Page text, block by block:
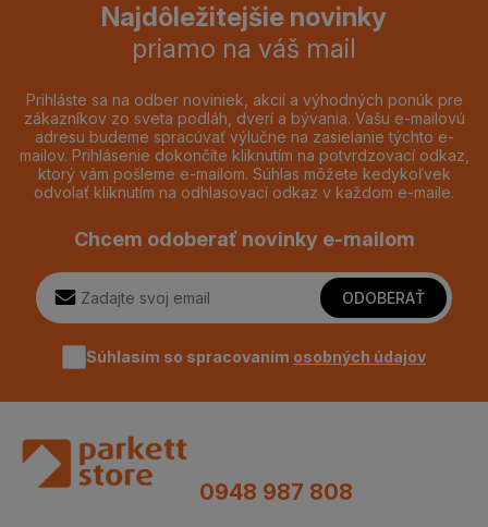
Najdôležitejšie novinky
priamo na váš mail
Prihláste sa na odber noviniek, akcií a výhodných ponúk pre
zákazníkov zo sveta podláh, dverí a bývania. Vašu e-mailovú
adresu budeme spracúvať výlučne na zasielanie týchto e-
mailov. Prihlásenie dokončíte kliknutím na potvrdzovací odkaz,
ktorý vám pošleme e-mailom. Súhlas môžete kedykoľvek
odvolať kliknutím na odhlasovací odkaz v každom e-maile.
Chcem odoberať novinky e-mailom
ODOBERAŤ
Súhlasím so spracovaním osobných údajov
0948 987 808